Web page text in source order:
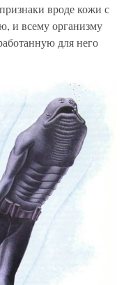
вроде кожи с
и всему организму
для него